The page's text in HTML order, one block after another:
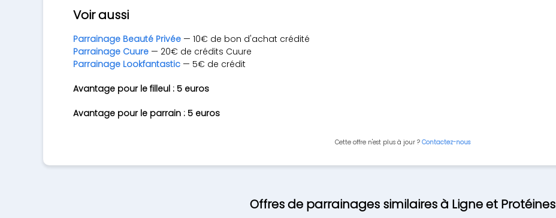
Voir aussi
Parrainage Beauté Privée — 10€ de bon d'achat crédité
Parrainage Cuure — 20€ de crédits Cuure
Parrainage Lookfantastic — 5€ de crédit
Avantage pour le filleul : 5 euros
Avantage pour le parrain : 5 euros
Cette offre n'est plus à jour ? Contactez-nous
Offres de parrainages similaires à Ligne et Protéines